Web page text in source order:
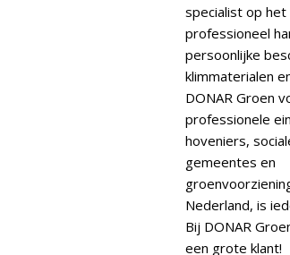
specialist op het
professioneel
persoonlijke
klimmaterialen
DONAR Groen
professionele
hoveniers,
gemeentes en
Nederland, is
Bij DONAR
een grote klant!